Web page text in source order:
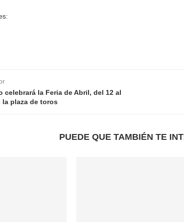
celebrará la Feria de Abril, del 12 al
la plaza de toros
PUEDE QUE TAMBIÉN TE